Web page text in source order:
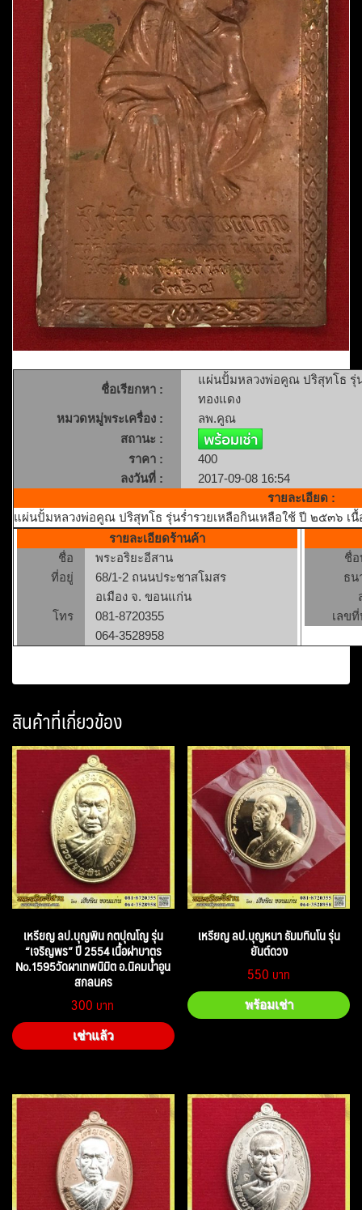
ชื่อเรียกหา :
แผ่นปั้มหลวงพ่อคูณ ปริสุทโธ รุ่
ทองแดง
หมวดหมู่พระเครื่อง :
ลพ.คูณ
สถานะ :
ราคา :
400
ลงวันที่ :
2017-09-08 16:54
รายละเอียด :
แผ่นปั้มหลวงพ่อคูณ ปริสุทโธ รุ่นร่ำรวยเหลือกินเหลือใช้ ปี ๒๕๓๖ เนื้
รายละเอียดร้านค้า
ชื่อ
พระอริยะอีสาน
ที่อยู่
68/1-2 ถนนประชาสโมสร
อเมือง จ. ขอนแก่น
โทร
081-8720355
064-3528958
ชื่
ธน
เลข
สินค้าที่เกี่ยวข้อง
เหรียญ ลป.บุญพิน กตปุณโญ รุ่น
“เจริญพร” ปี 2554 เนื้อฝาบาตร
No.1595วัดผาเทพนิมิต อ.นิคมน้ำอูน
สกลนคร
300
เช่าแล้ว
เหรียญ ลป.บุญหนา ธัมมทินโน รุ่น
ยันต์ดวง
550
พร้อมเช่า